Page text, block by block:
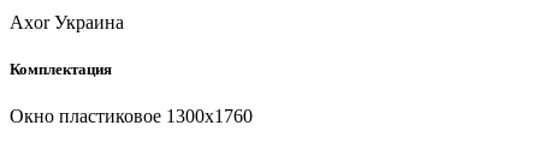
Axor Украина
Комплектация
Окно пластиковое 1300x1760